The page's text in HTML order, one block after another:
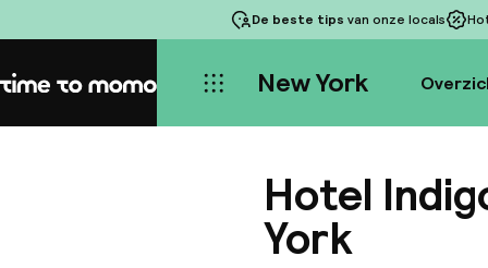
De beste tips van onze locals
Home New York
Hotel
York